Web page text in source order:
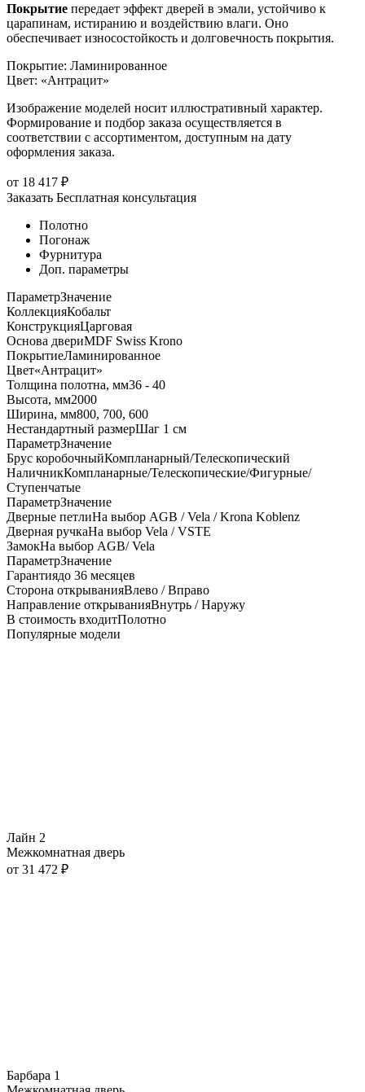
Покрытие передает эффект дверей в эмали, устойчиво к
царапинам, истиранию и воздействию влаги. Оно
обеспечивает износостойкость и долговечность покрытия.
Покрытие: Ламинированное
Цвет: «Антрацит»
Изображение моделей носит иллюстративный характер.
Формирование и подбор заказа осуществляется в
соответствии с ассортиментом, доступным на дату
оформления заказа.
от 18 417 ₽
Заказать Бесплатная консультация
Полотно
Погонаж
Фурнитура
Доп. параметры
ПараметрЗначение
КоллекцияКобальт
КонструкцияЦарговая
Основа двериMDF Swiss Krono
ПокрытиеЛаминированное
Цвет«Антрацит»
Толщина полотна, мм36 - 40
Высота, мм2000
Ширина, мм800, 700, 600
Нестандартный размерШаг 1 см
ПараметрЗначение
Брус коробочныйКомпланарный/Телескопический
НаличникКомпланарные/Телескопические/Фигурные/
Ступенчатые
ПараметрЗначение
Дверные петлиНа выбор AGB / Vela / Krona Koblenz
Дверная ручкаНа выбор Vela / VSTE
ЗамокНа выбор AGB/ Vela
ПараметрЗначение
Гарантиядо 36 месяцев
Сторона открыванияВлево / Вправо
Направление открыванияВнутрь / Наружу
В стоимость входитПолотно
Популярные модели
Лайн 2
Межкомнатная дверь
от 31 472 ₽
Барбара 1